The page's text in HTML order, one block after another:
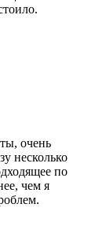
очень
несколько
по
чем я